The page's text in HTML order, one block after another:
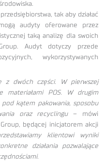
tak aby działać
audyty oferowane przez
taką analizę dla swoich
Audyt dotyczy przede
wykorzystywanych
z dwóch części. W pierwszej
materiałami POS. W drugim
kątem pakowania, sposobu
oraz recyclingu– mówi
będącej inicjatorem akcji
klientowi wyniki
działania pozwalające
.